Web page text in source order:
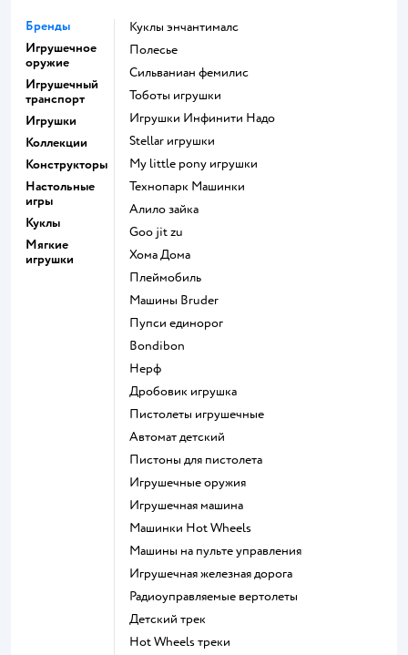
Бренды
Игрушечное
оружие
Игрушечный
транспорт
Игрушки
Коллекции
Конструкторы
Настольные
игры
Куклы
Мягкие
игрушки
Куклы энчантималс
Полесье
Сильваниан фемилис
Тоботы игрушки
Игрушки Инфинити Надо
Stellar игрушки
my little pony игрушки
Технопарк Машинки
Алило зайка
Goo jit zu
Хома Дома
Плеймобиль
Машины Bruder
Пупси единорог
Bondibon
Нерф
Дробовик игрушка
Пистолеты игрушечные
Автомат детский
Пистоны для пистолета
Игрушечные оружия
Игрушечная машина
Машинки Hot Wheels
Машины на пульте управления
Игрушечная железная дорога
Радиоуправляемые вертолеты
Детский трек
Hot Wheels треки